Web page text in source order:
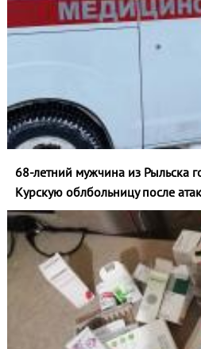
68-летний мужчина из Рыльска
Курскую облбольницу после